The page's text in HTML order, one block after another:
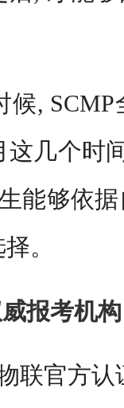
候,
这几个时
能够依
。
报考机
联官方认